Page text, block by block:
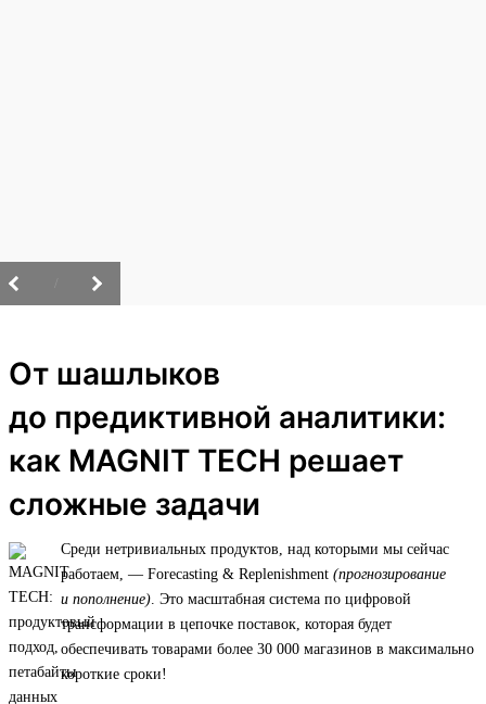
От шашлыков
до предиктивной аналитики:
как MAGNIT TECH решает
сложные задачи
Среди нетривиальных продуктов, над которыми мы сейчас
работаем, — Forecasting & Replenishment (прогнозирование
и пополнение). Это масштабная система по цифровой
трансформации в цепочке поставок, которая будет
обеспечивать товарами более 30 000 магазинов в максимально
короткие сроки!